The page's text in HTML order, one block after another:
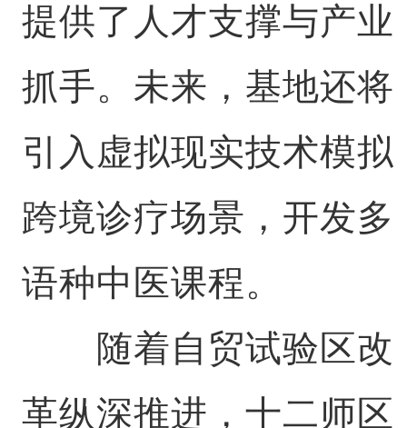
提供了人才支撑与产业
抓手。未来，基地还将
引入虚拟现实技术模拟
跨境诊疗场景，开发多
语种中医课程。
随着自贸试验区改
革纵深推进，十二师区